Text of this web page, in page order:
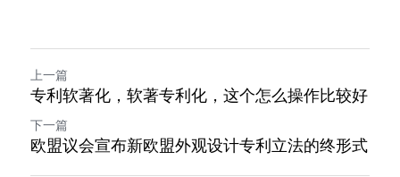
上一篇
专利软著化，软著专利化，这个怎么操作比较好
下一篇
欧盟议会宣布新欧盟外观设计专利立法的终形式